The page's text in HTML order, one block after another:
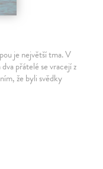
je největší tma. V
přátelé se vracejí z
že byli svědky